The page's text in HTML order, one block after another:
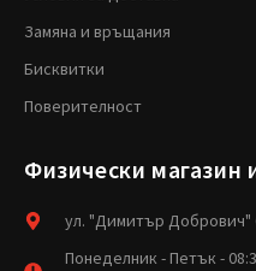
Замяна и връщания
Бисквитки
Поверителност
Физически магазин
ул. "Димитър Добрович"
Понеделник - Петък -